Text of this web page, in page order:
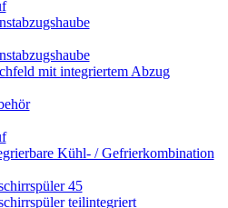
mit integriertem Abzug
Kühl- / Gefrierkombination
45
teilintegriert